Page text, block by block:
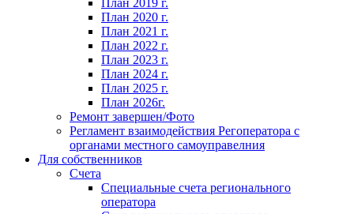
План 2019 г.
План 2020 г.
План 2021 г.
План 2022 г.
План 2023 г.
План 2024 г.
План 2025 г.
План 2026г.
Ремонт завершен/Фото
Регламент взаимодействия Регоператора с
органами местного самоуправелния
Для собственников
Счета
Специальные счета регионального
оператора